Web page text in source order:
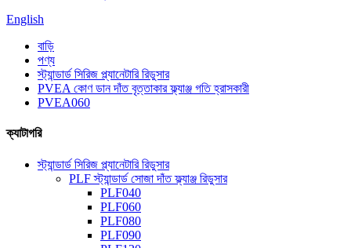
English
বাড়ি
পণ্য
স্ট্যান্ডার্ড সিরিজ প্ল্যানেটারি রিডুসার
PVEA কোণ ডান দাঁত বৃত্তাকার ফ্ল্যাঞ্জ গতি হ্রাসকারী
PVEA060
ক্যাটাগরি
স্ট্যান্ডার্ড সিরিজ প্ল্যানেটারি রিডুসার
PLF স্ট্যান্ডার্ড সোজা দাঁত ফ্ল্যাঞ্জ রিডুসার
PLF040
PLF060
PLF080
PLF090